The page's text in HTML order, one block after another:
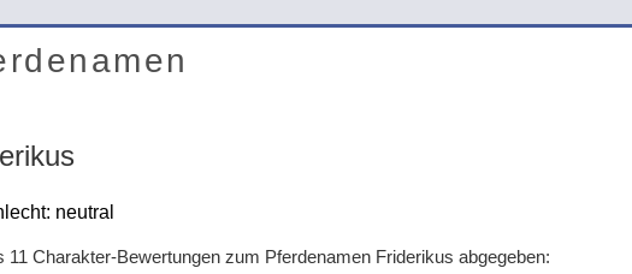
neutral
11 Charakter-Bewertungen zum Pferdenamen Friderikus abgegeben: